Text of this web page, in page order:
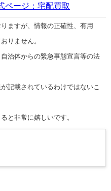
ページ：宅配買取
ますが、情報の正確性、有用
りません。
治体からの緊急事態宣言等の法
記載されているわけではないこ
と非常に嬉しいです。